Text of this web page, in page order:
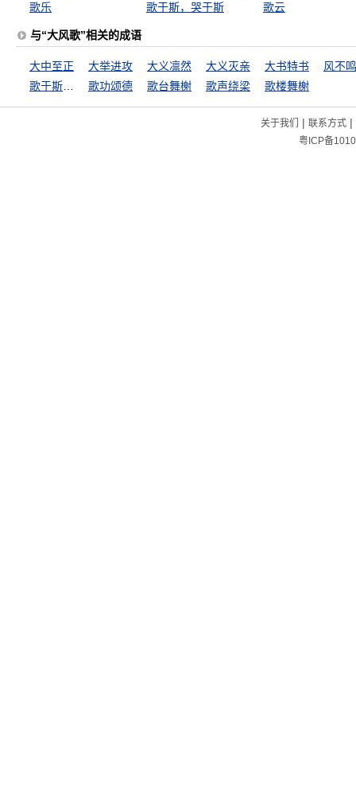
歌乐
歌于斯，哭于斯 歌云
与“大风歌”相关的成语
大中至正 大举进攻 大义凛然 大义灭亲 大书特书
风不
歌功颂德 歌台舞榭 歌声绕梁 歌楼舞榭
关于我们 | 联系方式|
粤ICP备